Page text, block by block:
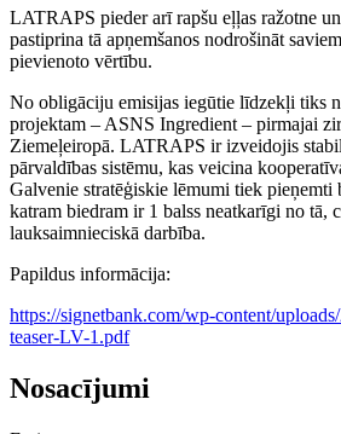
LATRAPS pieder arī rapšu eļļas ražotne
pastiprina tā apņemšanos nodrošināt
pievienoto vērtību.
No obligāciju emisijas iegūtie līdzekļi tiks
projektam – ASNS Ingredient – pirmajai
Ziemeļeiropā. LATRAPS ir izveidojis
pārvaldības sistēmu, kas veicina
Galvenie stratēģiskie lēmumi tiek pieņemti
katram biedram ir 1 balss neatkarīgi no tā,
lauksaimnieciskā darbība.
Papildus informācija:
https://signetbank.com/wp-content/
teaser-LV-1.pdf
Nosacījumi